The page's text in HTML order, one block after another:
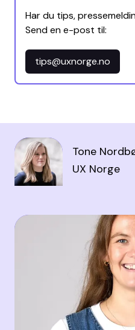
Har du tips,
Send en e-post til:
tips@uxnorge.no
Tone
UX Norge